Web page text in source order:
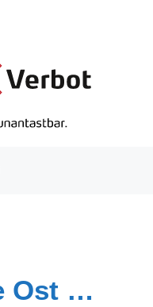
Ost …